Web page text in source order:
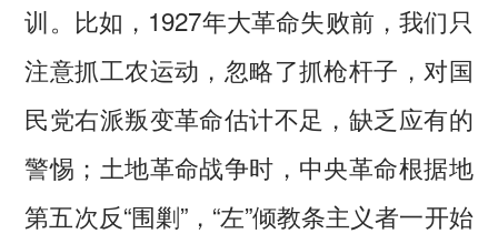
训。比如，1927年大革命失败前，我们只
注意抓工农运动，忽略了抓枪杆子，对国
民党右派叛变革命估计不足，缺乏应有的
警惕；土地革命战争时，中央革命根据地
第五次反“围剿”，“左”倾教条主义者一开始